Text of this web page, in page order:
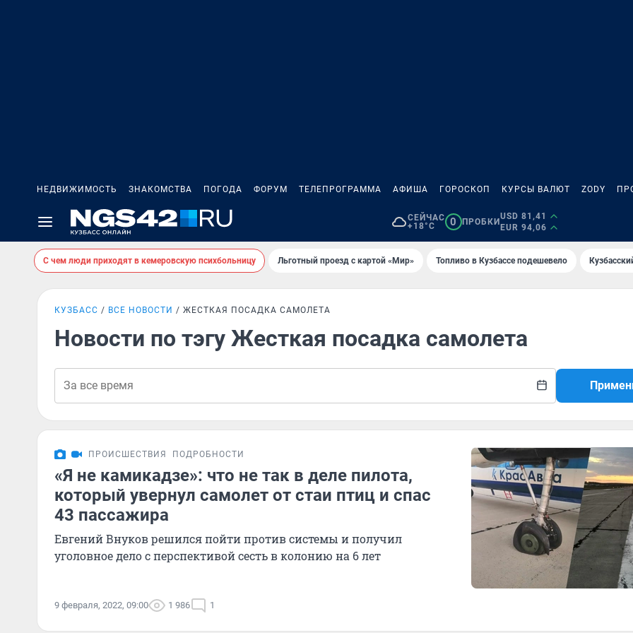
НЕДВИЖИМОСТЬ ЗНАКОМСТВА ПОГОДА ФОРУМ ТЕЛЕПРОГРАММА АФИША ГОРОСКОП КУРСЫ ВАЛЮТ ZODY
СЕЙЧАС
+18°C
0 ПРОБКИ
USD 81,41
EUR 94,06
С чем люди приходят в кемеровскую психбольницу Льготный проезд с картой «Мир» Топливо в Кузбассе подешевело
КУЗБАСС ВСЕ НОВОСТИ ЖЕСТКАЯ ПОСАДКА САМОЛЕТА
Новости по тэгу Жесткая посадка самолета
ПРОИСШЕСТВИЯ ПОДРОБНОСТИ
«Я не камикадзе»: что не так в деле пилота,
который увернул самолет от стаи птиц и спас
43 пассажира
Евгений Внуков решился пойти против системы и получил
уголовное дело с перспективой сесть в колонию на 6 лет
9 февраля, 2022, 09:00 1 986 1